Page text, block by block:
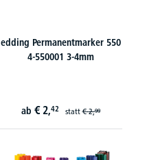
edding Permanentmarker 550
4-550001 3-4mm
ab € 2,42 statt€ 2,99